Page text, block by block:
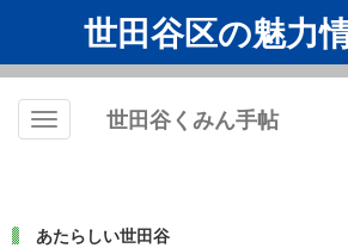
世田谷区の魅力
Toggle
世田谷くみん手帖
あたらしい世田谷